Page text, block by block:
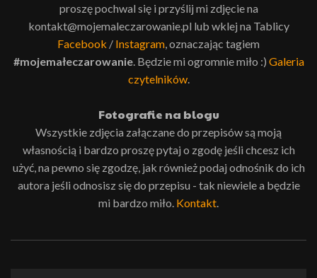
proszę pochwal się i przyślij mi zdjęcie na
kontakt@mojemaleczarowanie.pl lub wklej na Tablicy
Facebook / Instagram, oznaczając tagiem
#mojemałeczarowanie. Będzie mi ogromnie miło :) Galeria
czytelników.
Fotografie na blogu
Wszystkie zdjęcia załączane do przepisów są moją
własnością i bardzo proszę pytaj o zgodę jeśli chcesz ich
użyć, na pewno się zgodzę, jak również podaj odnośnik do ich
autora jeśli odnosisz się do przepisu - tak niewiele a będzie
mi bardzo miło. Kontakt.